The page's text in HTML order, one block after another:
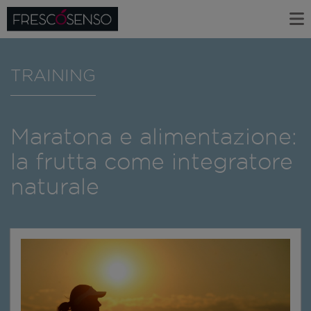
TRAINING
Maratona e alimentazione:
la frutta come integratore
naturale